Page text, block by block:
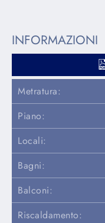
INFORMAZIONI
Metratura:
Piano:
Locali:
Bagni:
Balconi:
Riscaldamento: